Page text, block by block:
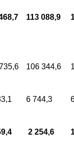
113 088,9
106 344,6
6 744,3
2 254,6